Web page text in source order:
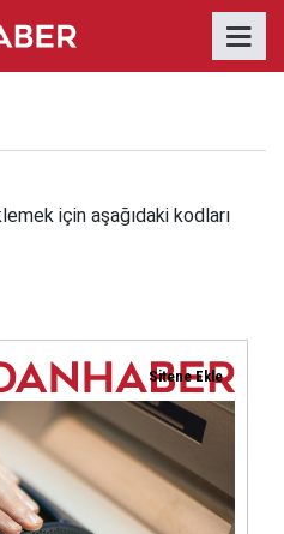
için aşağıdaki kodları